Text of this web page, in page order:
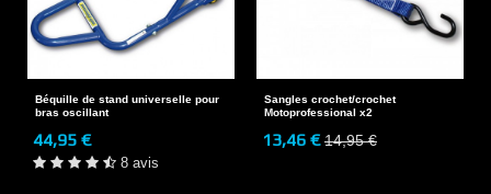
Béquille de stand universelle pour
bras oscillant
44,95 €
8 avis
Sangles crochet/crochet
Motoprofessional x2
13,46 € 14,95 €